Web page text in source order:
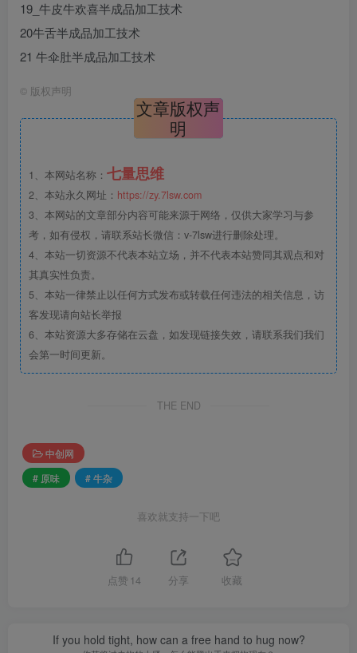
19_牛皮牛欢喜半成品加工技术
20牛舌半成品加工技术
21 牛伞肚半成品加工技术
© 版权声明
文章版权声
明
1、本网站名称： 七量思维
2、本站永久网址： https://zy.7lsw.com
3、本网站的文章部分内容可能来源于网络，仅供大家学习与参
考，如有侵权，请联系站长微信：v-7lsw进行删除处理。
4、本站一切资源不代表本站立场，并不代表本站赞同其观点和对
其真实性负责。
5、本站一律禁止以任何方式发布或转载任何违法的相关信息，访
客发现请向站长举报
6、本站资源大多存储在云盘，如发现链接失效，请联系我们我们
会第一时间更新。
THE END
中创网
# 原味
# 牛杂
喜欢就支持一下吧
点赞 14 分享 收藏
If you hold tight, how can a free hand to hug now?